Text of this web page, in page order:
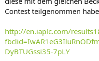
Contest teilgenommen
http://en.iaplc.com/
DyBTUGssi35-7pLY